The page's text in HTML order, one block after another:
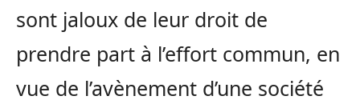
sont jaloux de leur droit de
prendre part à l’effort commun, en
vue de l’avènement d’une société